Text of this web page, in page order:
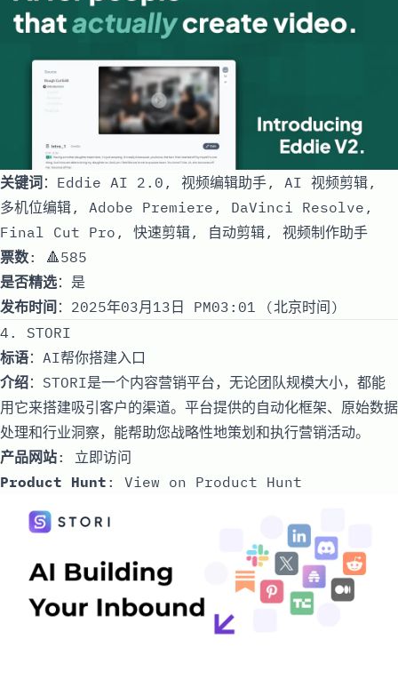
关键词：Eddie AI 2.0, 视频编辑助手, AI 视频剪辑,
多机位编辑, Adobe Premiere, DaVinci Resolve,
Final Cut Pro, 快速剪辑, 自动剪辑, 视频制作助手
票数: 🔺585
是否精选：是
发布时间 ：2025年03月13日 PM03:01 (北京时间)
4. STORI
标语：AI帮你搭建入口
介绍：STORI是一个内容营销平台，无论团队规模大小，都能
用它来搭建吸引客户的渠道。平台提供的自动化框架、原始数据
处理和行业洞察，能帮助您战略性地策划和执行营销活动。
产品网站: 立即访问
Product Hunt : View on Product Hunt